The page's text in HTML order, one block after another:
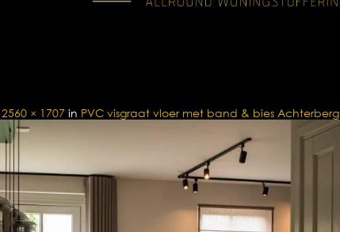
2560 × 1707 in PVC visgraat vloer met band & bies Achterberg